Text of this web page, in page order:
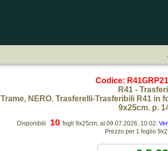
Codice:
R41 -
Trame, NERO. Trasferelli-Trasferibili R41 in
9x25cm. p.
Disponibili 10 fogli 9x25cm, al 09.07.2026, 10:02.
Prezzo per 1 foglio